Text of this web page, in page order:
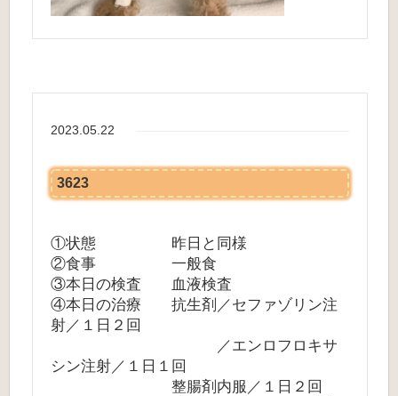
2023.05.22
3623
①状態 昨日と同様
②食事 一般食
③本日の検査 血液検査
④本日の治療 抗生剤／セファゾリン注
射／１日２回
／エンロフロキサ
シン注射／１日１回
整腸剤内服／１日２回